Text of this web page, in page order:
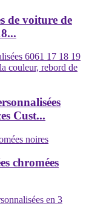
de voiture de
Cust...
chromées